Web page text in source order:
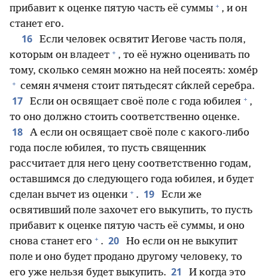
прибавит к оценке пятую часть её суммы + , и он
станет его.
16
Если человек освятит Иегове часть поля,
которым он владеет + , то её нужно оценивать по
тому, сколько семян можно на ней посеять: хоме́р
+ семян ячменя стоит пятьдесят си́клей серебра.
17 Если он освящает своё поле с года юбилея + ,
то оно должно стоить соответственно оценке.
18
А если он освящает своё поле с какого-либо
года после юбилея, то пусть священник
рассчитает для него цену соответственно годам,
оставшимся до следующего года юбилея, и будет
сделан вычет из оценки + . 19
Если же
освятивший поле захочет его выкупить, то пусть
прибавит к оценке пятую часть её суммы, и оно
снова станет его + . 20
Но если он не выкупит
поле и оно будет продано другому человеку, то
его уже нельзя будет выкупить. 21
И когда это